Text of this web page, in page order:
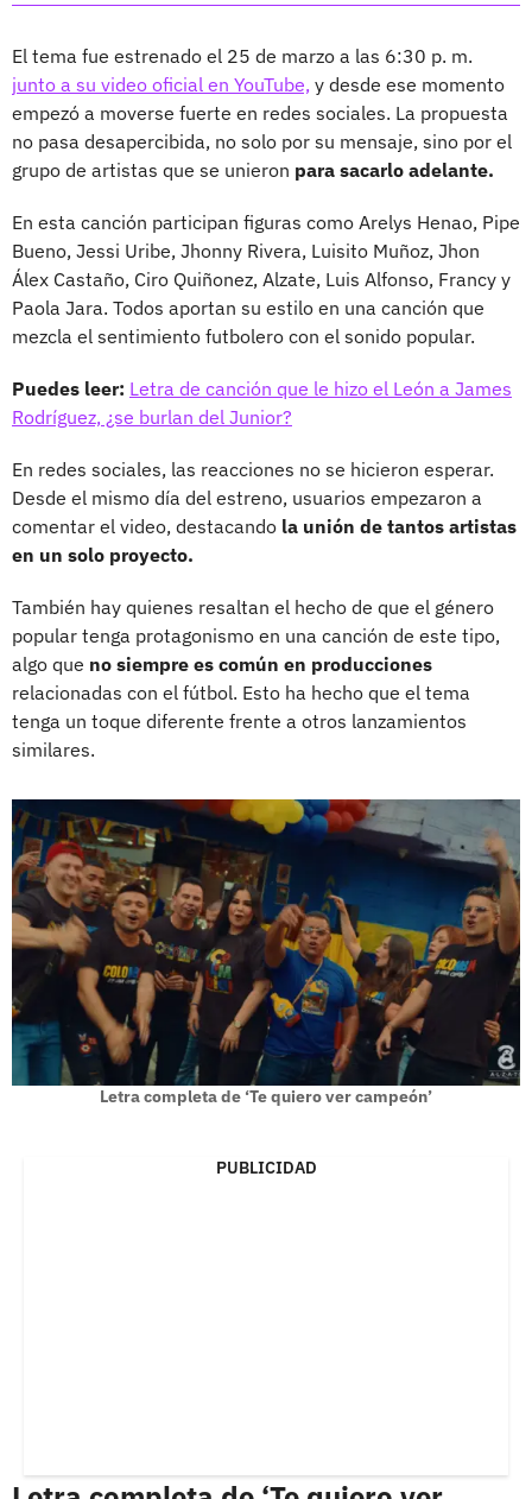
El tema fue estrenado el 25 de marzo a las 6:30 p. m.
junto a su video oficial en YouTube, y desde ese momento
empezó a moverse fuerte en redes sociales. La propuesta
no pasa desapercibida, no solo por su mensaje, sino por el
grupo de artistas que se unieron para sacarlo adelante.
En esta canción participan figuras como Arelys Henao, Pipe
Bueno, Jessi Uribe, Jhonny Rivera, Luisito Muñoz, Jhon
Álex Castaño, Ciro Quiñonez, Alzate, Luis Alfonso, Francy y
Paola Jara. Todos aportan su estilo en una canción que
mezcla el sentimiento futbolero con el sonido popular.
Puedes leer: Letra de canción que le hizo el León a James
Rodríguez, ¿se burlan del Junior?
En redes sociales, las reacciones no se hicieron esperar.
Desde el mismo día del estreno, usuarios empezaron a
comentar el video, destacando la unión de tantos artistas
en un solo proyecto.
También hay quienes resaltan el hecho de que el género
popular tenga protagonismo en una canción de este tipo,
algo que no siempre es común en producciones
relacionadas con el fútbol. Esto ha hecho que el tema
tenga un toque diferente frente a otros lanzamientos
similares.
Letra completa de ‘Te quiero ver campeón’
PUBLICIDAD